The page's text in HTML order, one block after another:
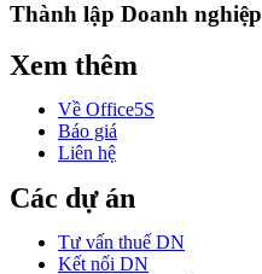
Thành lập Doanh nghiệp
Xem thêm
Về Office5S
Báo giá
Liên hệ
Các dự án
Tư vấn thuế DN
Kết nối DN